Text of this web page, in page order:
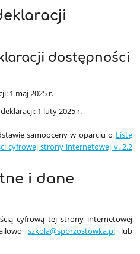
dostępności
1 maj 2025 r.
1 luty 2025 r.
samooceny w oparciu o Listę
cyfrowej strony internetowej v. 2.2
i dane
cyfrową tej strony internetowej
szkola@spbrzostowka.pllub